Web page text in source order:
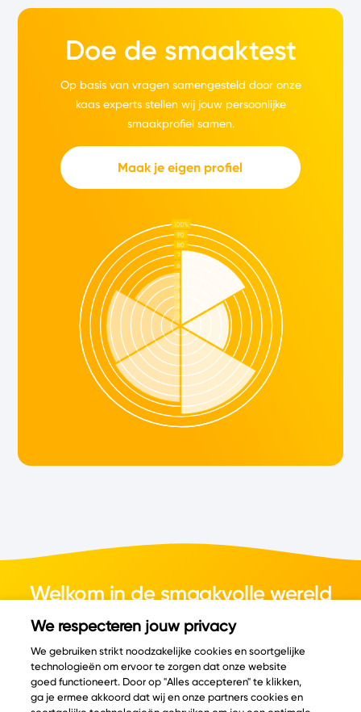
Doe de smaaktest
Op basis van vragen samengesteld door onze
kaas experts stellen wij jouw persoonlijke
smaakprofiel samen.
Maak je eigen profiel
Welkom in de smaakvolle wereld
van kaas.
© Copyright 2026 Velder
We respecteren jouw privacy
We gebruiken strikt noodzakelijke cookies en soortgelijke
technologieën om ervoor te zorgen dat onze website
goed functioneert. Door op "Alles accepteren" te klikken,
ga je ermee akkoord dat wij en onze partners cookies en